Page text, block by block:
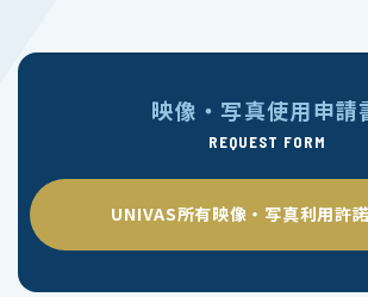
映像・写真使用申請
REQUEST FORM
UNIVAS所有映像・写真利用許